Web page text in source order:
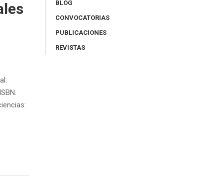
BLOG
CONVOCATORIAS
PUBLICACIONES
REVISTAS